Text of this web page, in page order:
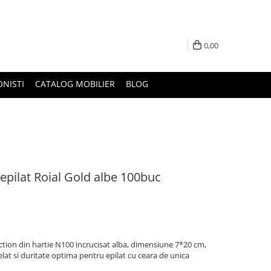
0,00
CATALOG MOBILIER BLOG
Roial Gold albe 100buc
din hartie N100 incrucisat alba, dimensiune 7*20 cm,
si duritate optima pentru epilat cu ceara de unica